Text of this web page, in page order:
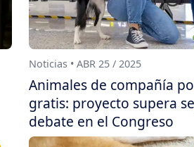
Noticias • ABR 25 / 2025
Animales de compañía
gratis: proyecto supera
debate en el Congreso